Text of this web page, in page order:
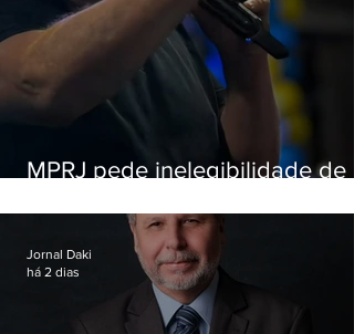
MPRJ pede inelegibilidade de
Jornal Daki
há 2 dias